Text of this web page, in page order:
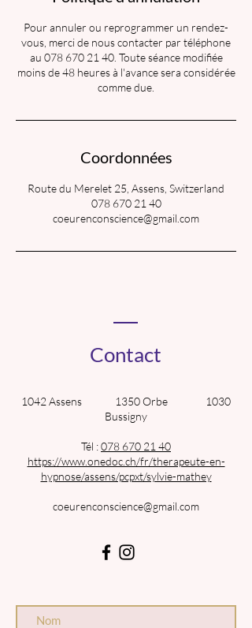
Pour annuler ou reprogrammer un rendez-
vous, merci de nous contacter par téléphone
au 078 670 21 40. Toute séance modifiée
moins de 48 heures à l'avance sera considérée
comme due.
Coordonnées
Route du Merelet 25, Assens, Switzerland
078 670 21 40
coeurenconscience@gmail.com
Contact
1042 Assens 1350 Orbe 1030
Bussigny
Tél :078 670 21 40
https://www.onedoc.ch/fr/therapeute-en-
hypnose/assens/pcpxt/sylvie-mathey
coeurenconscience@gmail.com